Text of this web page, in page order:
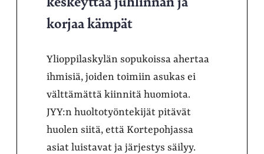
korjaa kämpät
Ylioppilaskylän sopukoissa ahertaa
ihmisiä, joiden toimiin asukas ei
välttämättä kiinnitä huomiota.
JYY:n huoltotyöntekijät pitävät
huolen siitä, että Kortepohjassa
asiat luistavat ja järjestys säilyy.